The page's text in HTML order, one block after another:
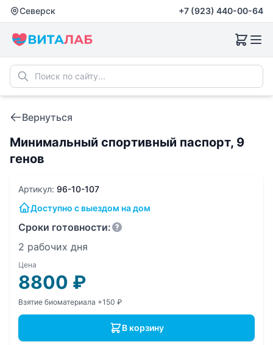
Северск +7 (923) 440-00-64
Вернуться
Минимальный спортивный паспорт, 9
генов
Артикул: 96-10-107
Доступно с выездом на дом
Сроки готовности:
2 рабочих дня
Цена
8800 ₽
Взятие биоматериала +150 ₽
В корзину